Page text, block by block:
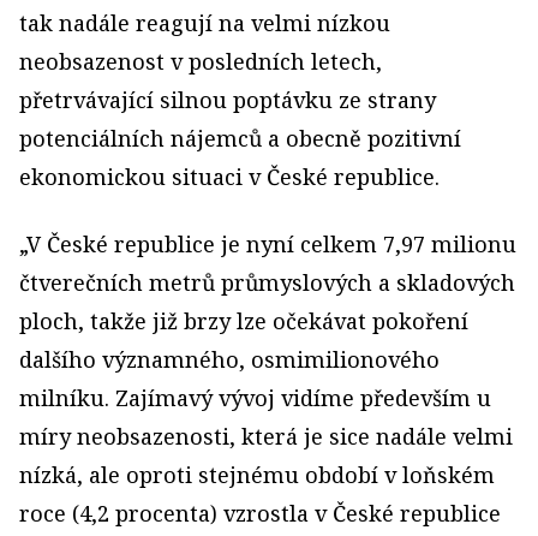
tak nadále reagují na velmi nízkou
neobsazenost v posledních letech,
přetrvávající silnou poptávku ze strany
potenciálních nájemců a obecně pozitivní
ekonomickou situaci v České republice.
„V České republice je nyní celkem 7,97 milionu
čtverečních metrů průmyslových a skladových
ploch, takže již brzy lze očekávat pokoření
dalšího významného, osmimilionového
milníku. Zajímavý vývoj vidíme především u
míry neobsazenosti, která je sice nadále velmi
nízká, ale oproti stejnému období v loňském
roce (4,2 procenta) vzrostla v České republice